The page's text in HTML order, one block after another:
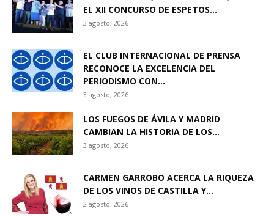
EL XII CONCURSO DE ESPETOS...
3 agosto, 2026
EL CLUB INTERNACIONAL DE PRENSA
RECONOCE LA EXCELENCIA DEL
PERIODISMO CON...
3 agosto, 2026
LOS FUEGOS DE ÁVILA Y MADRID
CAMBIAN LA HISTORIA DE LOS...
3 agosto, 2026
CARMEN GARROBO ACERCA LA RIQUEZA
DE LOS VINOS DE CASTILLA Y...
2 agosto, 2026